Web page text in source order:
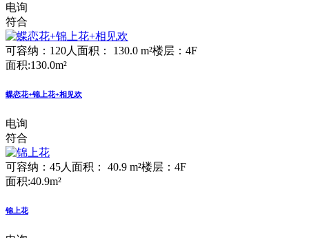
电询
符合
可容纳：120人 面积： 130.0 m²楼层：4F
面积:130.0m²
蝶恋花+锦上花+相见欢
电询
符合
可容纳：45人 面积： 40.9 m²楼层：4F
面积:40.9m²
锦上花